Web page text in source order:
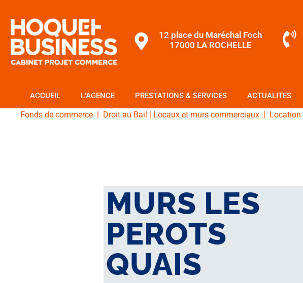
12 place du Maréchal Foch
17000 LA ROCHELLE
ACCUEIL L’AGENCE PRESTATIONS & SERVICES ACTUALITES
Fonds de commerce | Droit au Bail | Locaux et murs commerciaux | Location
MURS LES
PEROTS
QUAIS